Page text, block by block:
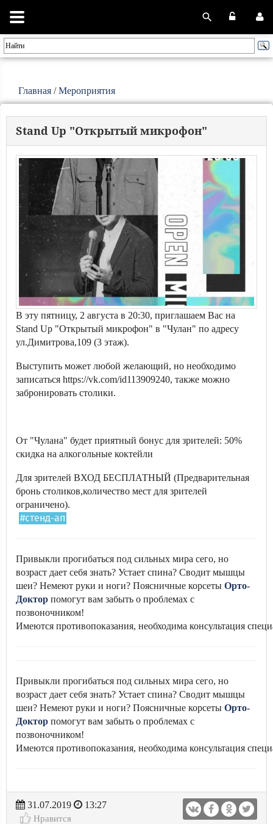
Главная /Мероприятия
Stand Up "Открытый микрофон"
В эту пятницу, 2 августа в 20:30, приглашаем Вас на
Stand Up "Открытый микрофон" в "Чулан" по адресу
ул.Димитрова,109 (3 этаж).
Выступить может любой желающий, но необходимо
записаться https://vk.com/id113909240, также можно
забронировать столики.
От "Чулана" будет приятный бонус для зрителей: 50%
скидка на алкогольные коктейли
Для зрителей ВХОД БЕСПЛАТНЫЙ (Предварительная
бронь столиков,количество мест для зрителей
ограничено).
#стенд-ап
Привыкли прогибаться под сильных мира сего, но
возраст дает себя знать? Устает спина? Сводит мышцы
шеи? Немеют руки и ноги? Поясничные корсеты Орто-
Доктор помогут вам забыть о проблемах с
позвоночником!
Имеются противопоказания, необходима консультация
Привыкли прогибаться под сильных мира сего, но
возраст дает себя знать? Устает спина? Сводит мышцы
шеи? Немеют руки и ноги? Поясничные корсеты Орто-
Доктор помогут вам забыть о проблемах с
позвоночником!
Имеются противопоказания, необходима консультация
31.07.2019
13:27
Нравится